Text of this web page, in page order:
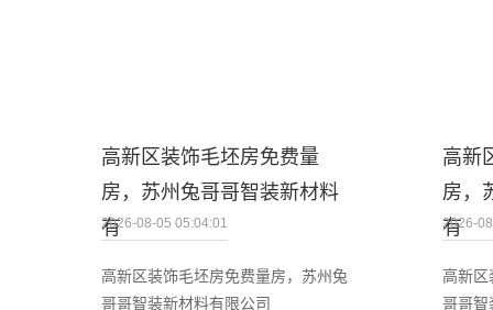
高新区装饰毛坯房免费量
房，苏州兔哥哥智装新材料
有
2026-08-05 05:04:01
高新区装饰毛坯房免费量房，苏州兔
哥哥智装新材料有限公司
高新
房，
有
2026-
高新区
哥哥智